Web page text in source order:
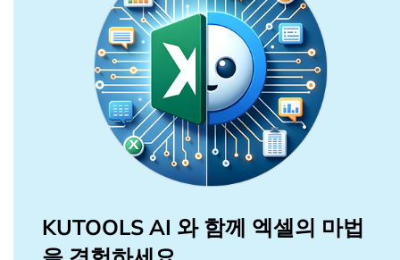
KUTOOLS AI 와 함께 엑셀의 마법